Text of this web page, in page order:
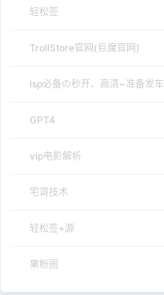
轻松签
TrollStore官网(巨魔官网)
lsp必备の秒开、高清~准备发车
GPT4
vip电影解析
宅哥技术
轻松签+源
果粉圈